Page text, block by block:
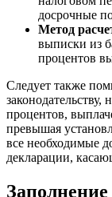
досрочные
Метод
выписки из
процентов
Следует также
процентов,
превышая
все необходимые
декларации,